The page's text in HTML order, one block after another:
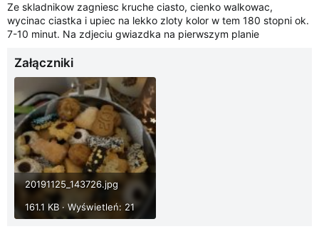
Ze skladnikow zagniesc kruche ciasto, cienko walkowac,
wycinac ciastka i upiec na lekko zloty kolor w tem 180 stopni ok.
7-10 minut. Na zdjeciu gwiazdka na pierwszym planie
Załączniki
20191125_143726.jpg
161.1 KB · Wyświetleń: 21